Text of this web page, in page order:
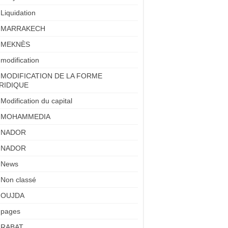
Liquidation
MARRAKECH
MEKNÈS
modification
MODIFICATION DE LA FORME
Modification du capital
MOHAMMEDIA
NADOR
NADOR
News
Non classé
OUJDA
pages